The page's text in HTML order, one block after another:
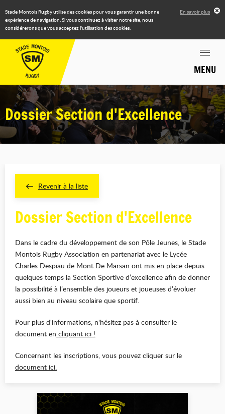
Stade Montois Rugby utilise des cookies pour vous garantir une bonne
expérience de navigation. Si vous continuez à visiter notre site, nous
considérerons que vous acceptez l'utilisation des cookies.
En savoir plus
MENU
Dossier Section d'Excellence
Revenir à la liste
Dossier Section d'Excellence
Dans le cadre du développement de son Pôle Jeunes, le Stade
Montois Rugby Association en partenariat avec le Lycée
Charles Despiau de Mont De Marsan ont mis en place depuis
quelques temps la Section Sportive d’excellence afin de donner
la possibilité à l’ensemble des joueurs et joueuses d’évoluer
aussi bien au niveau scolaire que sportif.
Pour plus d'informations, n'hésitez pas à consulter le
document en cliquant ici !
Concernant les inscriptions, vous pouvez cliquer sur le
document ici.